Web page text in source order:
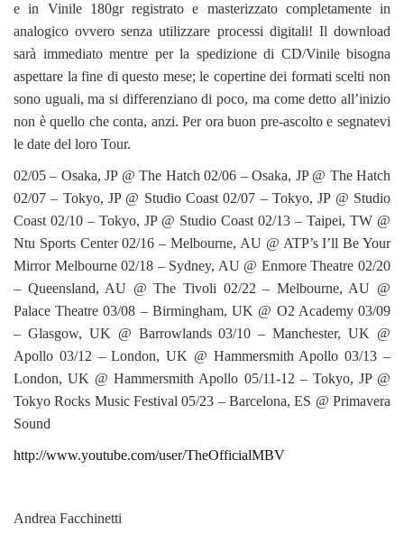
e in Vinile 180gr registrato e masterizzato completamente in
analogico ovvero senza utilizzare processi digitali! Il download
sarà immediato mentre per la spedizione di CD/Vinile bisogna
aspettare la fine di questo mese; le copertine dei formati scelti non
sono uguali, ma si differenziano di poco, ma come detto all’inizio
non è quello che conta, anzi. Per ora buon pre-ascolto e segnatevi
le date del loro Tour.
02/05 – Osaka, JP @ The Hatch 02/06 – Osaka, JP @ The Hatch
02/07 – Tokyo, JP @ Studio Coast 02/07 – Tokyo, JP @ Studio
Coast 02/10 – Tokyo, JP @ Studio Coast 02/13 – Taipei, TW @
Ntu Sports Center 02/16 – Melbourne, AU @ ATP’s I’ll Be Your
Mirror Melbourne 02/18 – Sydney, AU @ Enmore Theatre 02/20
– Queensland, AU @ The Tivoli 02/22 – Melbourne, AU @
Palace Theatre 03/08 – Birmingham, UK @ O2 Academy 03/09
– Glasgow, UK @ Barrowlands 03/10 – Manchester, UK @
Apollo 03/12 – London, UK @ Hammersmith Apollo 03/13 –
London, UK @ Hammersmith Apollo 05/11-12 – Tokyo, JP @
Tokyo Rocks Music Festival 05/23 – Barcelona, ES @ Primavera
Sound
http://www.youtube.com/user/TheOfficialMBV
Andrea Facchinetti